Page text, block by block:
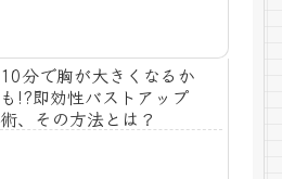
10分で胸が大きくなるか
も!?即効性バストアップ
術、その方法とは？